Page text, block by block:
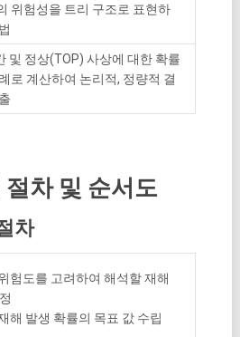
위험성을 트리 구조로 표현하
및 정상(TOP) 사상에 대한 확률
로 계산하여 논리적, 정량적 결
절차 및 순서도
차
험도를 고려하여 해석할 재해
해 발생 확률의 목표 값 수립